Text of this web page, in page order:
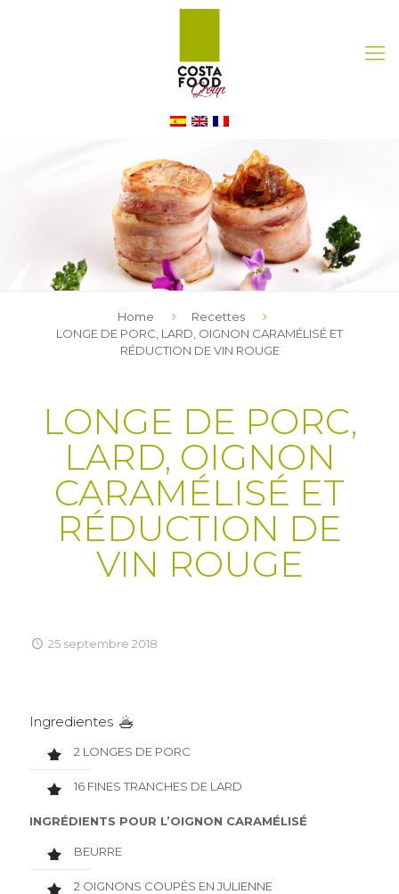
Home
Recettes
LONGE DE PORC, LARD, OIGNON CARAMÉLISÉ ET
RÉDUCTION DE VIN ROUGE
LONGE DE PORC,
LARD, OIGNON
CARAMÉLISÉ ET
RÉDUCTION DE
VIN ROUGE
25 septembre 2018
Ingredientes
2 LONGES DE PORC
16 FINES TRANCHES DE LARD
INGRÉDIENTS POUR L’OIGNON CARAMÉLISÉ
BEURRE
2 OIGNONS COUPÉS EN JULIENNE